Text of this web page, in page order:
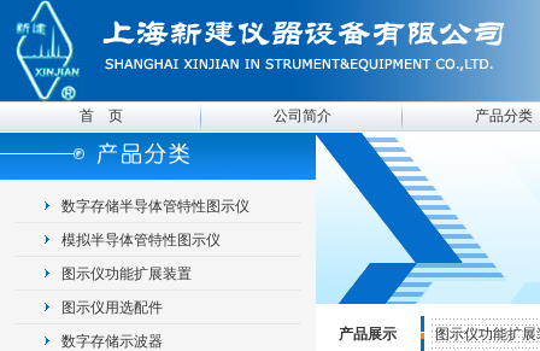
首 页 公司简介 产品分类
数字存储半导体管特性图示仪
模拟半导体管特性图示仪
图示仪功能扩展装置
图示仪用选配件
数字存储示波器
产品展示 图示仪功能扩展